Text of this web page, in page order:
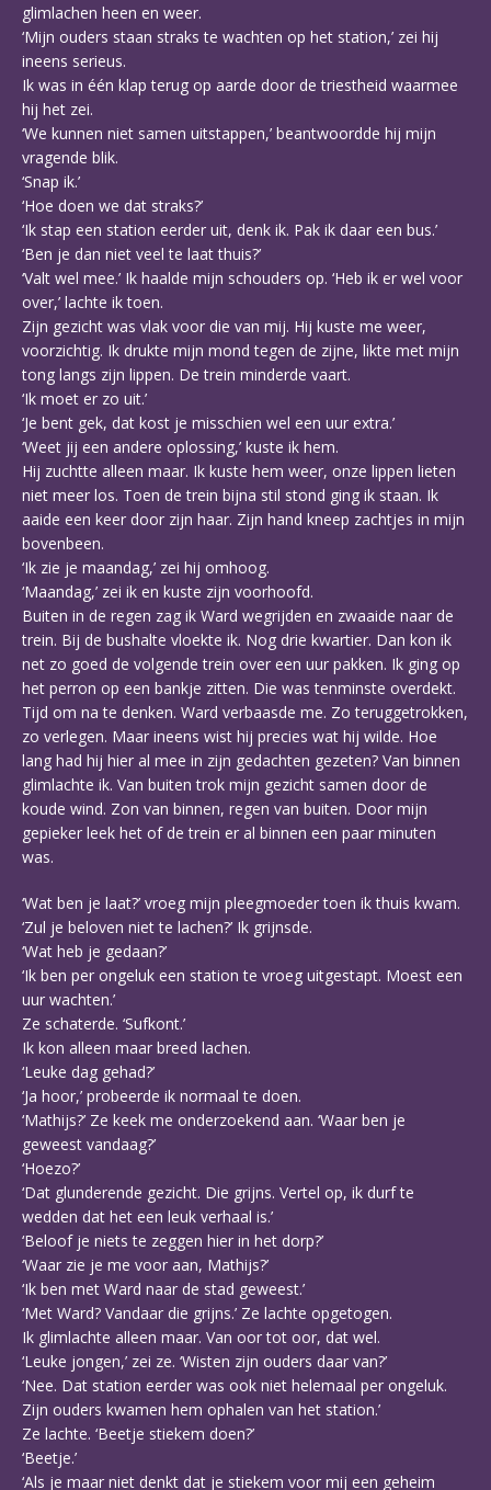
glimlachen heen en weer.
‘Mijn ouders staan straks te wachten op het station,’ zei hij
ineens serieus.
Ik was in één klap terug op aarde door de triestheid waarmee
hij het zei.
‘We kunnen niet samen uitstappen,’ beantwoordde hij mijn
vragende blik.
‘Snap ik.’
‘Hoe doen we dat straks?’
‘Ik stap een station eerder uit, denk ik. Pak ik daar een bus.’
‘Ben je dan niet veel te laat thuis?’
‘Valt wel mee.’ Ik haalde mijn schouders op. ‘Heb ik er wel voor
over,’ lachte ik toen.
Zijn gezicht was vlak voor die van mij. Hij kuste me weer,
voorzichtig. Ik drukte mijn mond tegen de zijne, likte met mijn
tong langs zijn lippen. De trein minderde vaart.
‘Ik moet er zo uit.’
‘Je bent gek, dat kost je misschien wel een uur extra.’
‘Weet jij een andere oplossing,’ kuste ik hem.
Hij zuchtte alleen maar. Ik kuste hem weer, onze lippen lieten
niet meer los. Toen de trein bijna stil stond ging ik staan. Ik
aaide een keer door zijn haar. Zijn hand kneep zachtjes in mijn
bovenbeen.
‘Ik zie je maandag,’ zei hij omhoog.
‘Maandag,’ zei ik en kuste zijn voorhoofd.
Buiten in de regen zag ik Ward wegrijden en zwaaide naar de
trein. Bij de bushalte vloekte ik. Nog drie kwartier. Dan kon ik
net zo goed de volgende trein over een uur pakken. Ik ging op
het perron op een bankje zitten. Die was tenminste overdekt.
Tijd om na te denken. Ward verbaasde me. Zo teruggetrokken,
zo verlegen. Maar ineens wist hij precies wat hij wilde. Hoe
lang had hij hier al mee in zijn gedachten gezeten? Van binnen
glimlachte ik. Van buiten trok mijn gezicht samen door de
koude wind. Zon van binnen, regen van buiten. Door mijn
gepieker leek het of de trein er al binnen een paar minuten
was.
‘Wat ben je laat?’ vroeg mijn pleegmoeder toen ik thuis kwam.
‘Zul je beloven niet te lachen?’ Ik grijnsde.
‘Wat heb je gedaan?’
‘Ik ben per ongeluk een station te vroeg uitgestapt. Moest een
uur wachten.’
Ze schaterde. ‘Sufkont.’
Ik kon alleen maar breed lachen.
‘Leuke dag gehad?’
‘Ja hoor,’ probeerde ik normaal te doen.
‘Mathijs?’ Ze keek me onderzoekend aan. ‘Waar ben je
geweest vandaag?’
‘Hoezo?’
‘Dat glunderende gezicht. Die grijns. Vertel op, ik durf te
wedden dat het een leuk verhaal is.’
‘Beloof je niets te zeggen hier in het dorp?’
‘Waar zie je me voor aan, Mathijs?’
‘Ik ben met Ward naar de stad geweest.’
‘Met Ward? Vandaar die grijns.’ Ze lachte opgetogen.
Ik glimlachte alleen maar. Van oor tot oor, dat wel.
‘Leuke jongen,’ zei ze. ‘Wisten zijn ouders daar van?’
‘Nee. Dat station eerder was ook niet helemaal per ongeluk.
Zijn ouders kwamen hem ophalen van het station.’
Ze lachte. ‘Beetje stiekem doen?’
‘Beetje.’
‘Als je maar niet denkt dat je stiekem voor mij een geheim